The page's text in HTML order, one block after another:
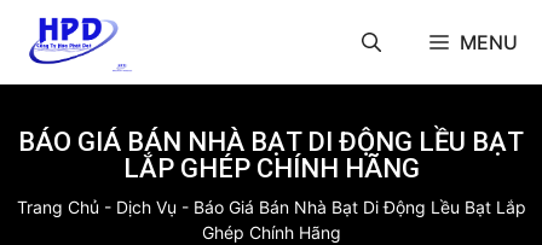
MENU
BÁO GIÁ BÁN NHÀ BẠT DI ĐỘNG LỀU BẠT
LẮP GHÉP CHÍNH HÃNG
Trang Chủ - Dịch Vụ - Báo Giá Bán Nhà Bạt Di Động Lều Bạt Lắp
Ghép Chính Hãng